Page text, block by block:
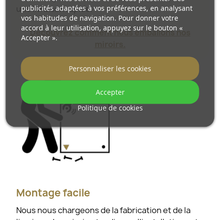
une livraison rapide.
Découvrez comment nous emballons nos
Montage facile
Nous nous chargeons de la fabrication et de la
publicités adaptées à vos préférences, en analysant
vos habitudes de navigation. Pour donner votre
accord à leur utilisation, appuyez sur le bouton «
Accepter ».
Politique de cookies
Personnaliser les cookies
Accepter